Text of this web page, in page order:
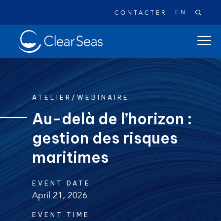
ouvrir
CONTACTER EN
Clear
SeasAccueil
Recherches populaires:
Les déversements de pétrole
Réconciliation
Sécurité À propos
ATELIER/WEBINAIRE
Au-delà de l’horizon :
gestion des risques
maritimes
EVENT DATE
April 21, 2026
EVENT TIME